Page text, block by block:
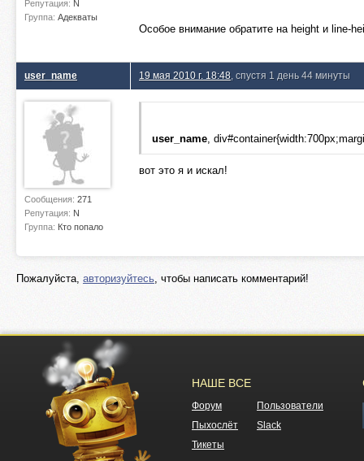
Репутация: N
Группа: Адекваты
Особое внимание обратите на height и line-
user_name
Сообщения: 271
Репутация: N
Группа: Кто попало
19 мая 2010 г. 18:48 , спустя 1 день 44 минуты
user_name,
вот это я и искал!
Пожалуйста, авторизуйтесь, чтобы написать комментарий!
НАШЕ ВСЕ
Форум
Пользователи
Пыхослёт
Slack
Тикеты